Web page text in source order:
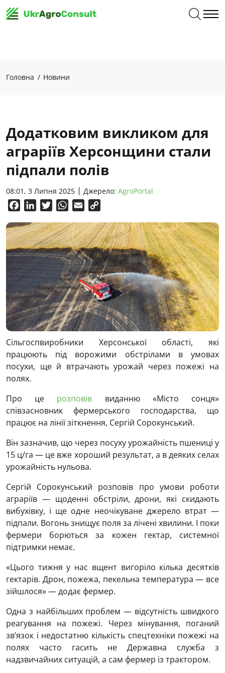
Головна Новини
Додатковим викликом для
аграріїв Херсонщини стали
підпали полів
08:01, 3 Липня 2025 Джерело: AgroPortal
FacebookLinkedInTwitterWhatsApp
Email
Сільгоспвиробники Херсонської області, які
працюють під ворожими обстрілами в умовах
посухи, ще й втрачають урожай через пожежі на
полях.
Про це розповів виданню «Місто сонця»
співзасновник фермерського господарства, що
працює на лінії зіткнення, Сергій Сорокунський.
Він зазначив, що через посуху урожайність пшениці у
15 ц/га — це вже хороший результат, а в деяких селах
урожайність нульова.
Сергій Сорокунський розповів про умови роботи
аграріїв — щоденні обстріли, дрони, які скидають
вибухівку, і ще одне неочікуване джерело втрат —
підпали. Вогонь знищує поля за лічені хвилини. І поки
фермери борються за кожен гектар, системної
підтримки немає.
«Цього тижня у нас вщент вигоріло кілька десятків
гектарів. Дрон, пожежа, пекельна температура — все
зійшлося» — додає фермер.
Одна з найбільших проблем — відсутність швидкого
реагування на пожежі. Через мінування, поганий
зв’язок і недостатню кількість спецтехніки пожежі на
полях часто гасить не Державна служба з
надзвичайних ситуацій, а сам фермер із трактором.